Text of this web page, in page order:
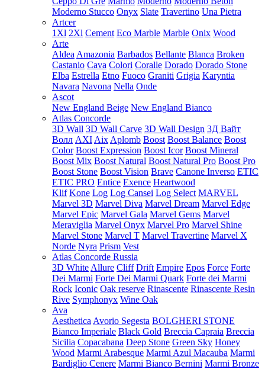
Moderno Stucco Onyx Slate Travertino Una Pietra
Artcer
1Xl 2Xl Cement Eco Marble Marble Onix Wood
Arte
Aldea Amazonia Barbados Bellante Blanca Broken
Castanio Cava Colori Coralle Dorado Dorado Stone
Elba Estrella Etno Fuoco Graniti Grigia Karyntia
Navara Navona Nella Onde
Ascot
New England Beige New England Bianco
Atlas Concorde
3D Wall 3D Wall Carve 3D Wall Design 3Д Вайт
Волл AXI Aix Aplomb Boost Boost Balance Boost
Color Boost Expression Boost Icor Boost Mineral
Boost Mix Boost Natural Boost Natural Pro Boost Pro
Boost Stone Boost Vision Brave Canone Inverso ETIC
ETIC PRO Entice Exence Heartwood
Klif Kone Log Log Cansei Log Select MARVEL
Marvel 3D Marvel Diva Marvel Dream Marvel Edge
Marvel Epic Marvel Gala Marvel Gems Marvel
Meraviglia Marvel Onyx Marvel Pro Marvel Shine
Marvel Stone Marvel T Marvel Travertine Marvel X
Norde Nyra Prism Vest
Atlas Concorde Russia
3D White Allure Cliff Drift Empire Epos Force Forte
Dei Marmi Forte Dei Marmi Quark Forte dei Marmi
Rock Iconic Oak reserve Rinascente Rinascente Resin
Rive Symphonyx Wine Oak
Ava
Aesthetica Avorio Segesta BOLGHERI STONE
Bianco Imperiale Black Gold Breccia Capraia Breccia
Sicilia Copacabana Deep Stone Green Sky Honey
Wood Marmi Arabesque Marmi Azul Macauba Marmi
Bardiglio Cenere Marmi Bianco Bernini Marmi Bronze